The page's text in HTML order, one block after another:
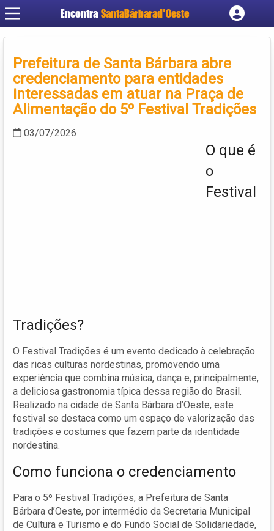
Encontra SantaBárbarad'Oeste
Cadastrar empresa
Criar conta
Prefeitura de Santa Bárbara abre
credenciamento para entidades
interessadas em atuar na Praça de
Alimentação do 5º Festival Tradições
03/07/2026
O que é
o
Festival
Tradições?
O Festival Tradições é um evento dedicado à celebração
das ricas culturas nordestinas, promovendo uma
experiência que combina música, dança e, principalmente,
a deliciosa gastronomia típica dessa região do Brasil.
Realizado na cidade de Santa Bárbara d’Oeste, este
festival se destaca como um espaço de valorização das
tradições e costumes que fazem parte da identidade
nordestina.
Como funciona o credenciamento
Para o 5º Festival Tradições, a Prefeitura de Santa
Bárbara d’Oeste, por intermédio da Secretaria Municipal
de Cultura e Turismo e do Fundo Social de Solidariedade,